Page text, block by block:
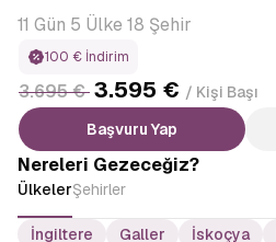
11 Gün 5 Ülke 18 Şehir
100 € İndirim
3.695 €3.595 € / Kişi Başı
Başvuru Yap
Nereleri Gezeceğiz?
ÜlkelerŞehirler
İngiltere Galler İskoçya